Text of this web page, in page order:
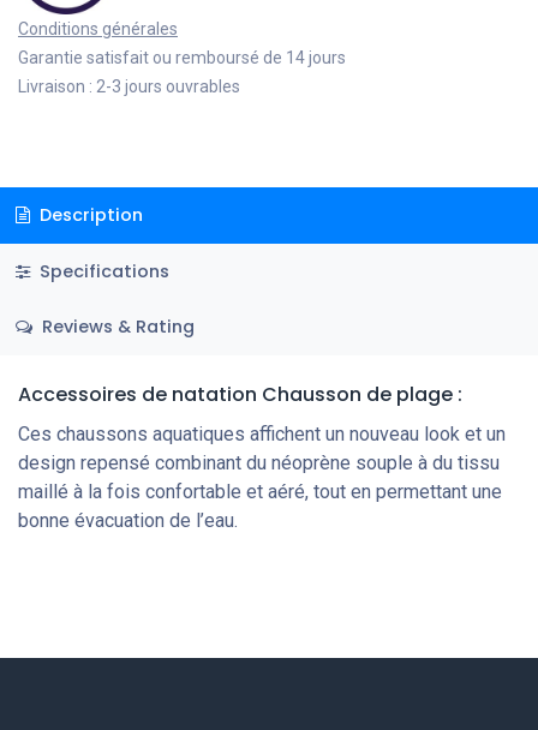
Conditions générales
Garantie satisfait ou remboursé de 14 jours
Livraison : 2-3 jours ouvrables
Description
Specifications
Reviews & Rating
Accessoires de natation Chausson de plage :
Ces chaussons aquatiques affichent un nouveau look et un
design repensé combinant du néoprène souple à du tissu
maillé à la fois confortable et aéré, tout en permettant une
bonne évacuation de l’eau.